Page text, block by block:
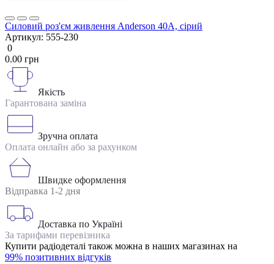
Силовий роз'єм живлення Anderson 40А, сірий
Артикул: 555-230
0
0.00 грн
Якість
Гарантована заміна
Зручна оплата
Оплата онлайн або за рахунком
Швидке оформлення
Відправка 1-2 дня
Доставка по Україні
За тарифами перевізника
Купити радіодеталі також можна в наших магазинах на
99% позитивних відгуків